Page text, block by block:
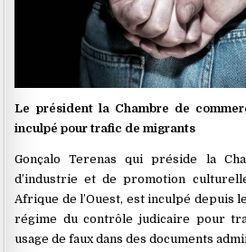
Le président la Chambre de
inculpé pour trafic de migrants
Gonçalo Terenas qui préside la
d’industrie et de promotion
Afrique de l’Ouest, est inculpé depuis
régime du contrôle judicaire pour
usage de faux dans des documents